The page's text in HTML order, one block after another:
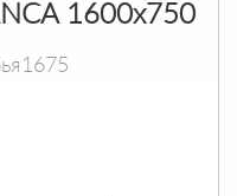
1600х750